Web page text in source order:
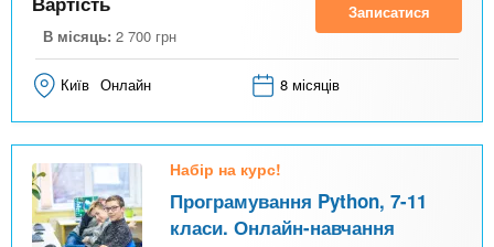
В місяць: 2 700 грн
Записатися
Київ Онлайн 8 місяців
Набір на курс!
Програмування Python, 7-11
класи. Онлайн-навчання